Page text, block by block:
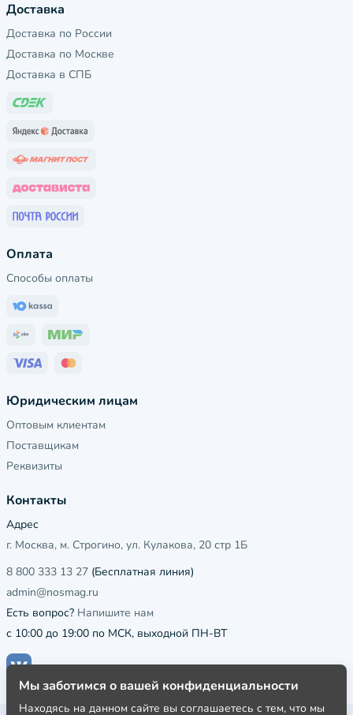
Доставка
Доставка по России
Доставка по Москве
Доставка в СПБ
Оплата
Способы оплаты
Юридическим лицам
Оптовым клиентам
Поставщикам
Реквизиты
Контакты
Адрес
г. Москва, м. Строгино, ул. Кулакова, 20 стр 1Б
8 800 333 13 27 (Бесплатная линия)
admin@nosmag.ru
Есть вопрос? Напишите нам
с 10:00 до 19:00 по МСК, выходной ПН-ВТ
Мы заботимся о вашей конфиденциальности
Находясь на данном сайте вы соглашаетесь с тем, что мы